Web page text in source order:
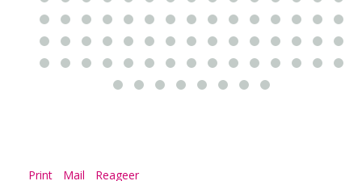
Print Mail Reageer